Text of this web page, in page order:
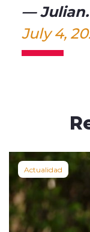
—
July 4,
Actualidad